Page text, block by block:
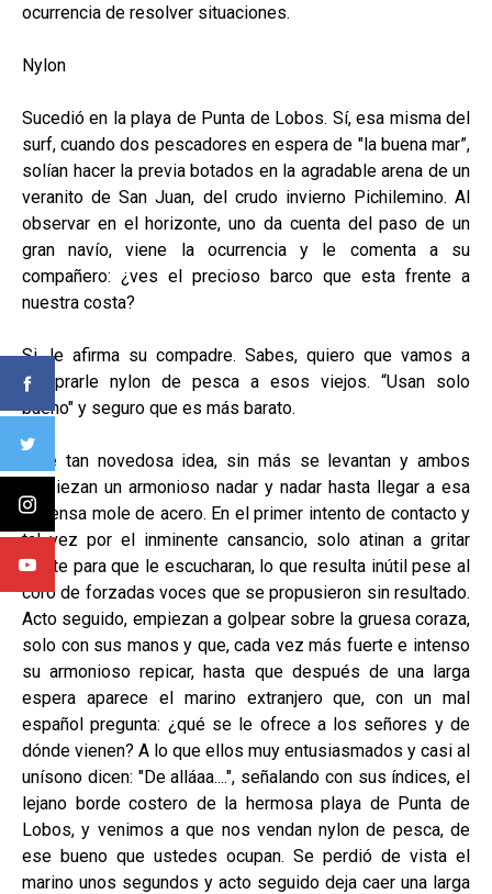
ocurrencia de resolver situaciones.
Nylon
Sucedió en la playa de Punta de Lobos. Sí, esa misma del
surf, cuando dos pescadores en espera de "la buena mar”,
solían hacer la previa botados en la agradable arena de un
veranito de San Juan, del crudo invierno Pichilemino. Al
observar en el horizonte, uno da cuenta del paso de un
gran navío, viene la ocurrencia y le comenta a su
compañero: ¿ves el precioso barco que esta frente a
nuestra costa?
Si, le afirma su compadre. Sabes, quiero que vamos a
comprarle nylon de pesca a esos viejos. “Usan solo
bueno" y seguro que es más barato.
Ante tan novedosa idea, sin más se levantan y ambos
empiezan un armonioso nadar y nadar hasta llegar a esa
inmensa mole de acero. En el primer intento de contacto y
tal vez por el inminente cansancio, solo atinan a gritar
fuerte para que le escucharan, lo que resulta inútil pese al
coro de forzadas voces que se propusieron sin resultado.
Acto seguido, empiezan a golpear sobre la gruesa coraza,
solo con sus manos y que, cada vez más fuerte e intenso
su armonioso repicar, hasta que después de una larga
espera aparece el marino extranjero que, con un mal
español pregunta: ¿qué se le ofrece a los señores y de
dónde vienen? A lo que ellos muy entusiasmados y casi al
unísono dicen: "De alláaa....", señalando con sus índices, el
lejano borde costero de la hermosa playa de Punta de
Lobos, y venimos a que nos vendan nylon de pesca, de
ese bueno que ustedes ocupan. Se perdió de vista el
marino unos segundos y acto seguido deja caer una larga